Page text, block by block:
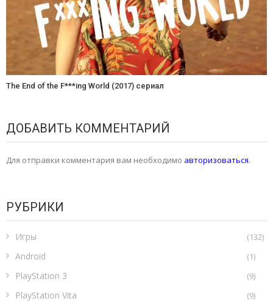
The End of the F***ing World (2017) сериал
ДОБАВИТЬ КОММЕНТАРИЙ
Для отправки комментария вам необходимо авторизоваться.
РУБРИКИ
Игры (132)
Android (1)
PlayStation 3 (9)
PlayStation Vita (9)